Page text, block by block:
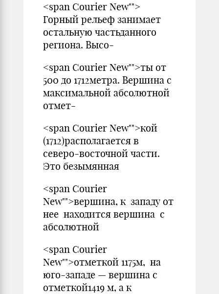
<span Courier New"">
Горный рельеф занимает
остальную частьданного
региона. Высо-
<span Courier New"">ты от
500 до 1712метра. Вершина с
максимальной абсолютной
отмет-
<span Courier New"">кой
(1712)располагается в
северо-восточной части.
Это безымянная
<span Courier
New"">вершина, к западу от
нее находится вершина с
абсолютной
<span Courier
New"">отметкой 1175м, на
юго-западе — вершина с
отметкой1419 м, а к